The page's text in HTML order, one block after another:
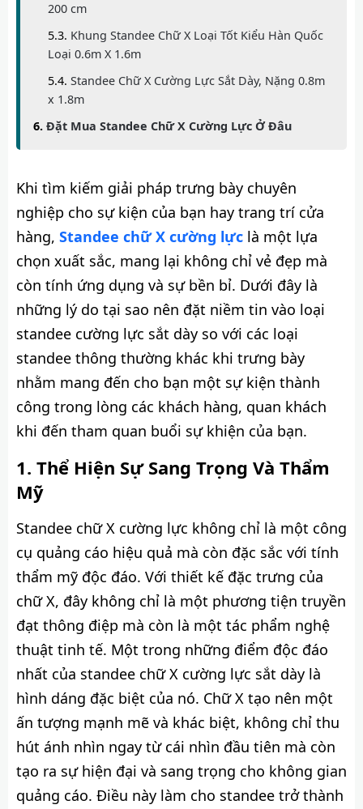
200 cm
Khung Standee Chữ X Loại Tốt Kiểu Hàn Quốc
Loại 0.6m X 1.6m
Standee Chữ X Cường Lực Sắt Dày, Nặng 0.8m
x 1.8m
Đặt Mua Standee Chữ X Cường Lực Ở Đâu
Khi tìm kiếm giải pháp trưng bày chuyên
nghiệp cho sự kiện của bạn hay trang trí cửa
hàng, Standee chữ X cường lực là một lựa
chọn xuất sắc, mang lại không chỉ vẻ đẹp mà
còn tính ứng dụng và sự bền bỉ. Dưới đây là
những lý do tại sao nên đặt niềm tin vào loại
standee cường lực sắt dày so với các loại
standee thông thường khác khi trưng bày
nhằm mang đến cho bạn một sự kiện thành
công trong lòng các khách hàng, quan khách
khi đến tham quan buổi sự khiện của bạn.
Thể Hiện Sự Sang Trọng Và Thẩm
Mỹ
Standee chữ X cường lực không chỉ là một công
cụ quảng cáo hiệu quả mà còn đặc sắc với tính
thẩm mỹ độc đáo. Với thiết kế đặc trưng của
chữ X, đây không chỉ là một phương tiện truyền
đạt thông điệp mà còn là một tác phẩm nghệ
thuật tinh tế. Một trong những điểm độc đáo
nhất của standee chữ X cường lực sắt dày là
hình dáng đặc biệt của nó. Chữ X tạo nên một
ấn tượng mạnh mẽ và khác biệt, không chỉ thu
hút ánh nhìn ngay từ cái nhìn đầu tiên mà còn
tạo ra sự hiện đại và sang trọng cho không gian
quảng cáo. Điều này làm cho standee trở thành